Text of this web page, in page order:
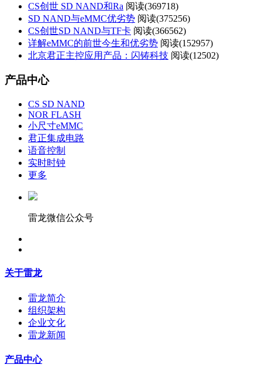
CS创世 SD NAND和Ra 阅读(369718)
SD NAND与eMMC优劣势 阅读(375256)
CS创世SD NAND与TF卡 阅读(366562)
详解eMMC的前世今生和优劣势 阅读(152957)
北京君正主控应用产品：闪铸科技 阅读(12502)
产品中心
CS SD NAND
NOR FLASH
小尺寸eMMC
君正集成电路
语音控制
实时时钟
更多
雷龙微信公众号
关于雷龙
雷龙简介
组织架构
企业文化
雷龙新闻
产品中心